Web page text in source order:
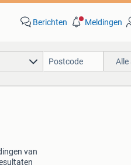
Berichten Meldingen
van